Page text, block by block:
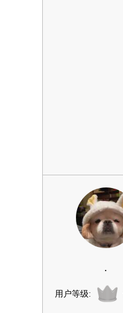
.
用户等级: